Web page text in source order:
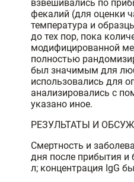
взвешивались по
фекалий (для оценки
температура и
до тех пор, пока
модифицированной
полностью
был значимым для
использовались для
анализировались с
указано иное.
РЕЗУЛЬТАТЫ И
Смертность и
дня после прибытия и
л; концентрация IgG